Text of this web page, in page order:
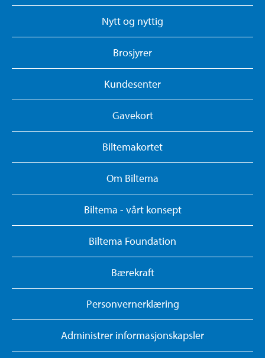
Nytt og nyttig
Brosjyrer
Kundesenter
Gavekort
Biltemakortet
Om Biltema
Biltema - vårt konsept
Biltema Foundation
Bærekraft
Personvernerklæring
Administrer informasjonskapsler